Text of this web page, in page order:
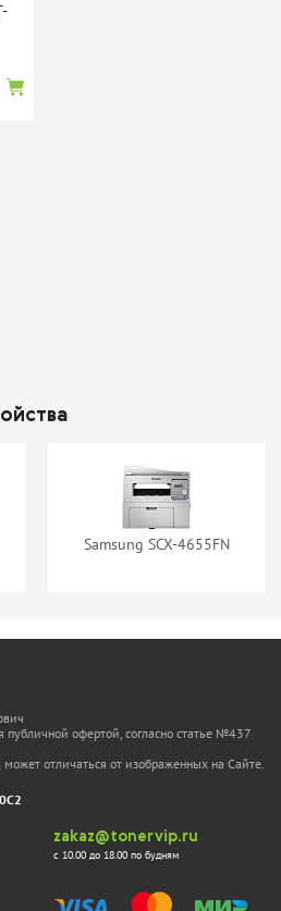
Samsung SCX-4655FN
публичной офертой, согласно статье №437
отличаться от изображенных на Сайте.
zakaz@tonervip.ru
с 10.00 до 18.00 по будням